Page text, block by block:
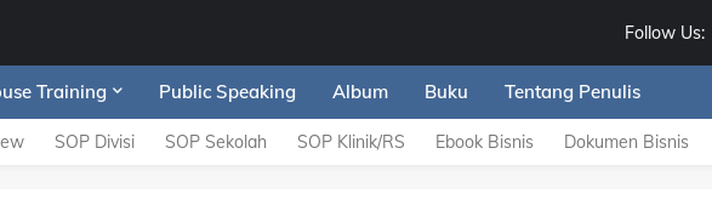
Follow Us:
Training Public Speaking Album Buku Tentang Penulis
SOP Divisi SOP Sekolah SOP Klinik/RS Ebook Bisnis Dokumen Bisnis